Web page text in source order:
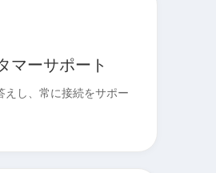
マーサポート
し、常に接続をサポー